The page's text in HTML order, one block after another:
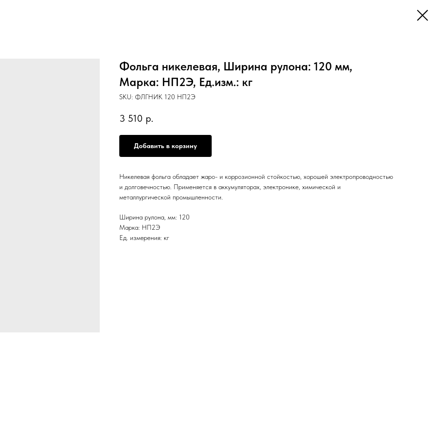
Фольга никелевая, Ширина рулона: 120 мм,
Марка: НП2Э, Ед.изм.: кг
SKU: ФЛГНИК 120 НП2Э
3 510 р.
Добавить в корзину
Никелевая фольга обладает жаро- и коррозионной стойкостью, хорошей электропроводностью
и долговечностью. Применяется в аккумуляторах, электронике, химической и
металлургической промышленности.
Ширина рулона, мм: 120
Марка: НП2Э
Ед. измерения: кг